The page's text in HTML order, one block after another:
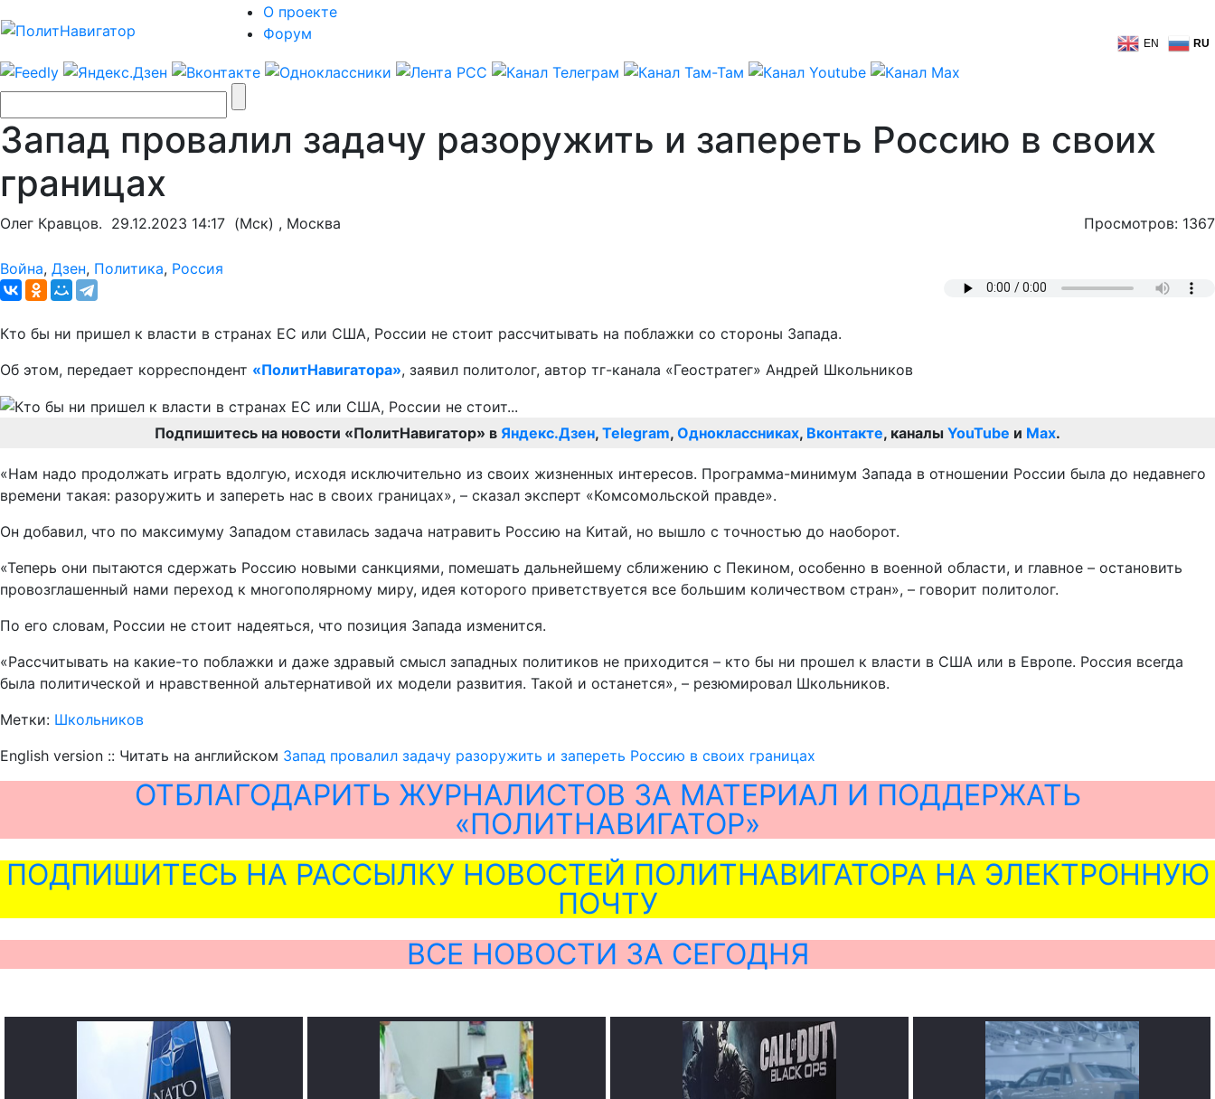
О проекте
Форум
EN RU
Запад провалил задачу разоружить и запереть Россию в своих
границах
Олег Кравцов. 29.12.2023 14:17 (Мск) , Москва Просмотров: 1367
Война, Дзен, Политика, Россия
Кто бы ни пришел к власти в странах ЕС или США, России не стоит рассчитывать на поблажки со стороны Запада.
Об этом, передает корреспондент «ПолитНавигатора», заявил политолог, автор тг-канала «Геостратег» Андрей Школьников
Подпишитесь на новости «ПолитНавигатор» в Яндекс.Дзен, Telegram, Одноклассниках, Вконтакте, каналы YouTube и Max.
«Нам надо продолжать играть вдолгую, исходя исключительно из своих жизненных интересов. Программа-минимум Запада в отношении России была до недавнего
времени такая: разоружить и запереть нас в своих границах», – сказал эксперт «Комсомольской правде».
Он добавил, что по максимуму Западом ставилась задача натравить Россию на Китай, но вышло с точностью до наоборот.
«Теперь они пытаются сдержать Россию новыми санкциями, помешать дальнейшему сближению с Пекином, особенно в военной области, и главное – остановить
провозглашенный нами переход к многополярному миру, идея которого приветствуется все большим количеством стран», – говорит политолог.
По его словам, России не стоит надеяться, что позиция Запада изменится.
«Рассчитывать на какие-то поблажки и даже здравый смысл западных политиков не приходится – кто бы ни прошел к власти в США или в Европе. Россия всегда
была политической и нравственной альтернативой их модели развития. Такой и останется», – резюмировал Школьников.
Метки: Школьников
English version :: Читать на английском Запад провалил задачу разоружить и запереть Россию в своих границах
ОТБЛАГОДАРИТЬ ЖУРНАЛИСТОВ ЗА МАТЕРИАЛ И ПОДДЕРЖАТЬ
«ПОЛИТНАВИГАТОР»
ПОДПИШИТЕСЬ НА РАССЫЛКУ НОВОСТЕЙ ПОЛИТНАВИГАТОРА НА ЭЛЕКТРОННУЮ
ПОЧТУ
ВСЕ НОВОСТИ ЗА СЕГОДНЯ